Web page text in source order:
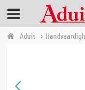
Aduis >